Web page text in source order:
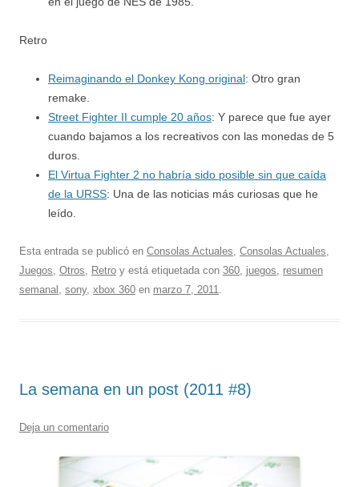
Retro
Reimaginando el Donkey Kong original: Otro gran
remake.
Street Fighter II cumple 20 años: Y parece que fue ayer
cuando bajamos a los recreativos con las monedas de 5
duros.
El Virtua Fighter 2 no habría sido posible sin que caída
de la URSS: Una de las noticias más curiosas que he
leído.
Esta entrada se publicó en Consolas Actuales, Consolas Actuales,
Juegos, Otros, Retro y está etiquetada con 360, juegos, resumen
semanal , sony, xbox 360 en marzo 7, 2011.
La semana en un post (2011 #8)
Deja un comentario